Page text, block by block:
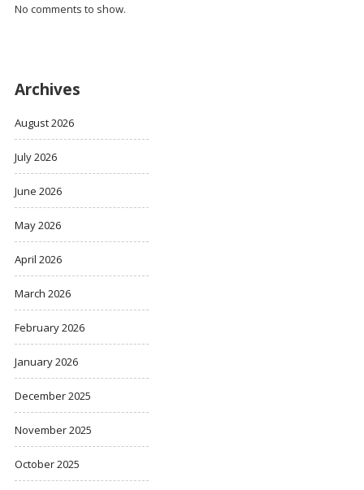
No comments to show.
Archives
August 2026
July 2026
June 2026
May 2026
April 2026
March 2026
February 2026
January 2026
December 2025
November 2025
October 2025